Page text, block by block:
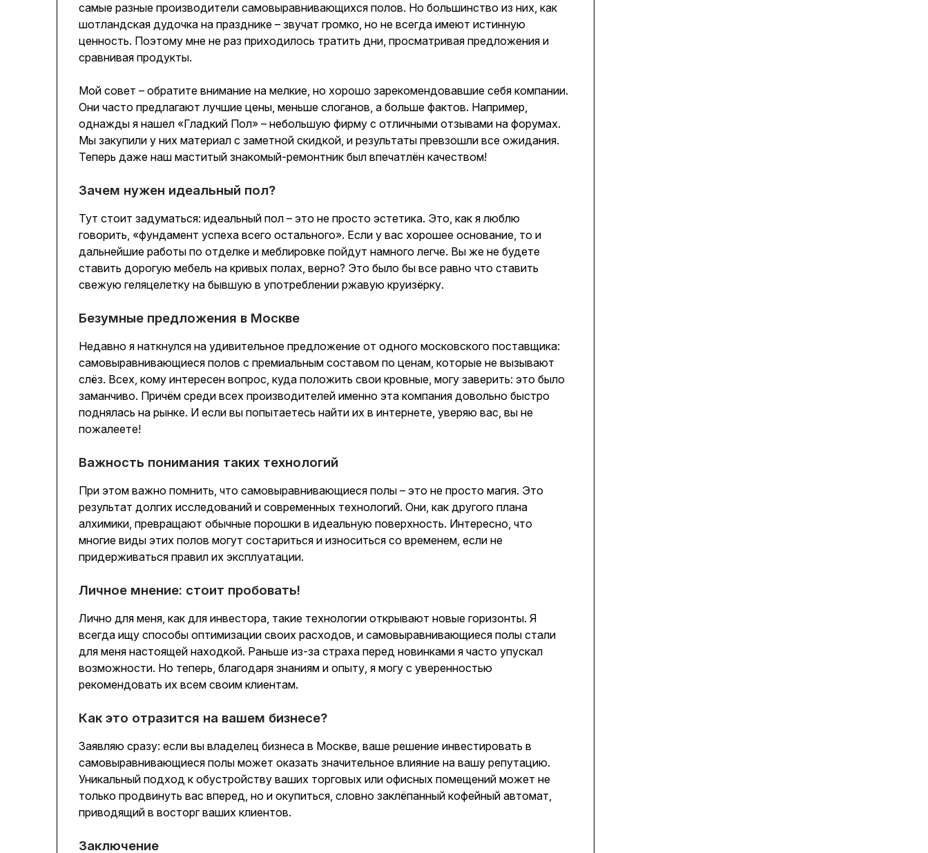
самые разные производители самовыравнивающихся полов. Но большинство из них, как
шотландская дудочка на празднике – звучат громко, но не всегда имеют истинную
ценность. Поэтому мне не раз приходилось тратить дни, просматривая предложения и
сравнивая продукты.
Мой совет – обратите внимание на мелкие, но хорошо зарекомендовавшие себя компании.
Они часто предлагают лучшие цены, меньше слоганов, а больше фактов. Например,
однажды я нашел «Гладкий Пол» – небольшую фирму с отличными отзывами на форумах.
Мы закупили у них материал с заметной скидкой, и результаты превзошли все ожидания.
Теперь даже наш маститый знакомый-ремонтник был впечатлён качеством!
Зачем нужен идеальный пол?
Тут стоит задуматься: идеальный пол – это не просто эстетика. Это, как я люблю
говорить, «фундамент успеха всего остального». Если у вас хорошее основание, то и
дальнейшие работы по отделке и меблировке пойдут намного легче. Вы же не будете
ставить дорогую мебель на кривых полах, верно? Это было бы все равно что ставить
свежую геляцелетку на бывшую в употреблении ржавую круизёрку.
Безумные предложения в Москве
Недавно я наткнулся на удивительное предложение от одного московского поставщика:
самовыравнивающиеся полов с премиальным составом по ценам, которые не вызывают
слёз. Всех, кому интересен вопрос, куда положить свои кровные, могу заверить: это было
заманчиво. Причём среди всех производителей именно эта компания довольно быстро
поднялась на рынке. И если вы попытаетесь найти их в интернете, уверяю вас, вы не
пожалеете!
Важность понимания таких технологий
При этом важно помнить, что самовыравнивающиеся полы – это не просто магия. Это
результат долгих исследований и современных технологий. Они, как другого плана
алхимики, превращают обычные порошки в идеальную поверхность. Интересно, что
многие виды этих полов могут состариться и износиться со временем, если не
придерживаться правил их эксплуатации.
Личное мнение: стоит пробовать!
Лично для меня, как для инвестора, такие технологии открывают новые горизонты. Я
всегда ищу способы оптимизации своих расходов, и самовыравнивающиеся полы стали
для меня настоящей находкой. Раньше из-за страха перед новинками я часто упускал
возможности. Но теперь, благодаря знаниям и опыту, я могу с уверенностью
рекомендовать их всем своим клиентам.
Как это отразится на вашем бизнесе?
Заявляю сразу: если вы владелец бизнеса в Москве, ваше решение инвестировать в
самовыравнивающиеся полы может оказать значительное влияние на вашу репутацию.
Уникальный подход к обустройству ваших торговых или офисных помещений может не
только продвинуть вас вперед, но и окупиться, словно заклёпанный кофейный автомат,
приводящий в восторг ваших клиентов.
Заключение